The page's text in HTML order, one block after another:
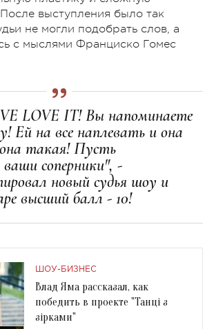
выступления было так
не могли подобрать слов, а
с мыслями Франциско Гомес
LOVE IT! Вы напоминаете
Ей на все наплевать и она
такая! Пусть
ваши соперники", -
новый судья шоу и
высший балл - 10!
ШОУ-БИЗНЕС
Влад Яма рассказал, как
победить в проекте "Танці з
зірками"